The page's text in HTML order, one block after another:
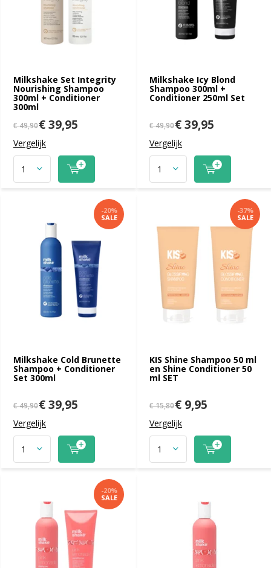
Milkshake Set Integrity
Nourishing Shampoo
300ml + Conditioner
300ml
€ 49,90€ 39,95
Vergelijk
Milkshake Icy Blond
Shampoo 300ml +
Conditioner 250ml Set
€ 49,90€ 39,95
Vergelijk
Milkshake Cold Brunette
Shampoo + Conditioner
Set 300ml
-20%
SALE
€ 49,90€ 39,95
Vergelijk
KIS Shine Shampoo 50 ml
en Shine Conditioner 50
ml SET
-37%
SALE
€ 15,80€ 9,95
Vergelijk
-20%
SALE